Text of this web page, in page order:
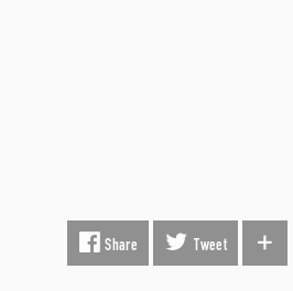
Share Tweet